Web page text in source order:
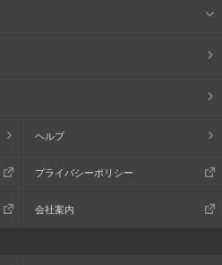
ヘルプ
プライバシーポリシー
会社案内